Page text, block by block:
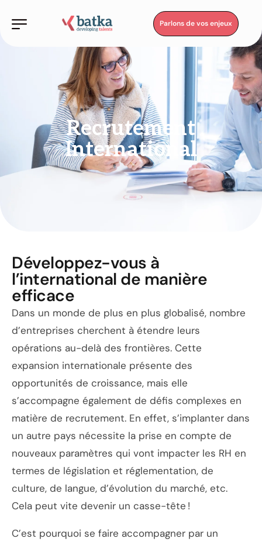
Parlons de vos enjeux
Recrutement
International
Développez-vous à
l’international de manière
efficace
Dans un monde de plus en plus globalisé, nombre
d’entreprises cherchent à étendre leurs
opérations au-delà des frontières. Cette
expansion internationale présente des
opportunités de croissance, mais elle
s’accompagne également de défis complexes en
matière de recrutement. En effet, s’implanter dans
un autre pays nécessite la prise en compte de
nouveaux paramètres qui vont impacter les RH en
termes de législation et réglementation, de
culture, de langue, d’évolution du marché, etc.
Cela peut vite devenir un casse-tête !
C’est pourquoi se faire accompagner par un